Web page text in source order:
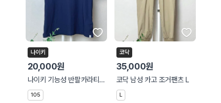
나이키
20,000원
나이키 기능성 반팔카라티셔츠 105
105
코닥
35,000원
코닥 남성 카고 조거팬츠 L
L